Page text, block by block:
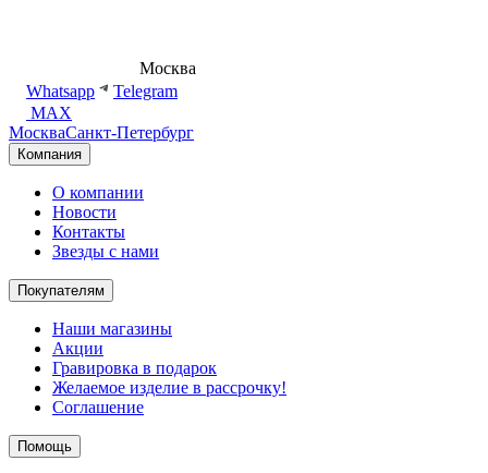
Москва
Whatsapp
Telegram
MAX
МоскваСанкт-Петербург
Компания
О компании
Новости
Контакты
Звезды с нами
Покупателям
Наши магазины
Акции
Гравировка в подарок
Желаемое изделие в рассрочку!
Соглашение
Помощь